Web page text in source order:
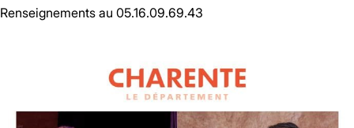
Renseignements au 05.16.09.69.43